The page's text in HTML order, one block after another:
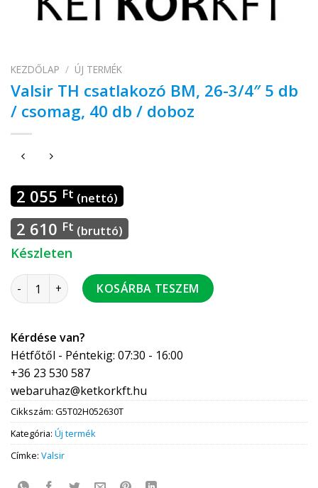
KEZDŐLAP / ÚJ TERMÉK
Valsir TH csatlakozó BM, 26-3/4″ 5 db
/ csomag, 40 db / doboz
2 055 Ft (nettó)
2 610 Ft (bruttó)
Készleten
Valsir TH csatlakozó BM, 26-3/4" 5 db / csomag, 40 db /
KOSÁRBA TESZEM
Kérdése van?
Hétfőtől - Péntekig: 07:30 - 16:00
+36 23 530 587
webaruhaz@ketkorkft.hu
Cikkszám: G5T02H052630T
Kategória: Új termék
Címke: Valsir